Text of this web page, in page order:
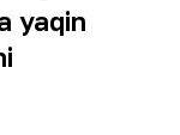
yaqin